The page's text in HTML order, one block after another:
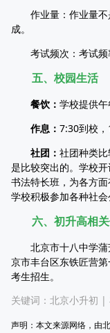
作业量：作业量不
成。
考试频次：考试频
五、校园生活
餐饮： 学校提供午
作息： 7:30到校，
社团： 社团种类
是比较突出的。学校开
书法特长班，为各方
学校积极参加各种社会
六、初升高相关
北京市十八中学蒲
京市丰台区东铁匠营
考生招生。
关键词： 北京小升初 |
声明：本文来源网络，由